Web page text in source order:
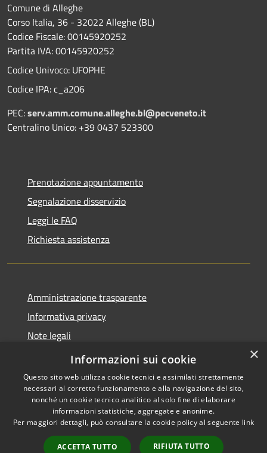
Comune di Alleghe
Corso Italia, 36 - 32022 Alleghe (BL)
Codice Fiscale: 00145920252
Partita IVA: 00145920252
Codice Univoco: UF0PHE
Codice IPA: c_a206
PEC:serv.amm.comune.alleghe.bl@pecveneto.it
Centralino Unico: +39 0437 523300
Prenotazione appuntamento
Segnalazione disservizio
Leggi le FAQ
Richiesta assistenza
Amministrazione trasparente
Informativa privacy
Note legali
Dichiarazione di accessibilità
Accessibilità
Copyright © 2026 • Comune di
Alleghe • Powered by
Municipium•
Accesso
×
Informazioni sui cookie
Questo sito web utilizza cookie tecnici e assimilati strettamente
necessari al corretto funzionamento e alla navigazione del sito,
nonché un cookie tecnico analitico al solo fine di elaborare
informazioni statistiche, aggregate e anonime.
Per maggiori dettagli, può consultare la cookie policy al seguente link
ACCETTA TUTTO RIFIUTA TUTTO